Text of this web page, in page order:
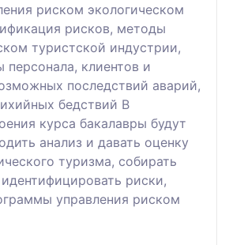
риском экологическом
рисков, методы
туристской индустрии,
клиентов и
последствий аварий,
бедствий В
курса бакалавры будут
анализ и давать оценку
туризма, собирать
риски,
управления риском